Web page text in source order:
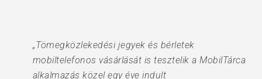
„Tömegközlekedési jegyek és bérletek
mobiltelefonos vásárlását is tesztelik a MobilTárca
alkalmazás közel egy éve indult